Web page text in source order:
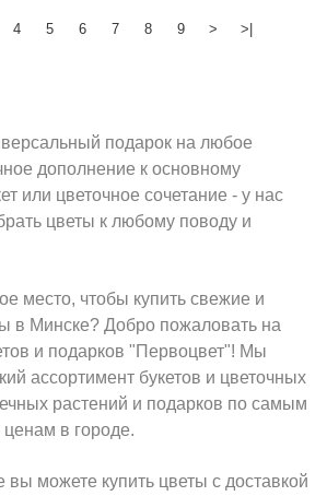
4 5 6 7 8 9 > >|
подарок на любое
дополнение к основному
или цветочное сочетание - у нас
цветы к любому поводу и
место, чтобы купить свежие и
в Минске? Добро пожаловать на
и подарков "Первоцвет"! Мы
ассортимент букетов и цветочных
растений и подарков по самым
в городе.
можете купить цветы с доставкой